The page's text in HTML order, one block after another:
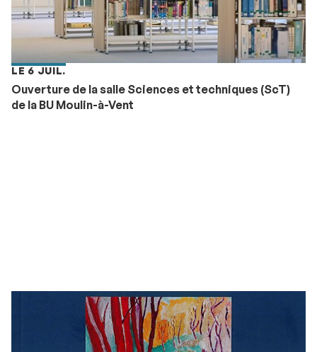
LE 6 JUIL.
Ouverture de la salle Sciences et techniques (ScT)
de la BU Moulin-à-Vent